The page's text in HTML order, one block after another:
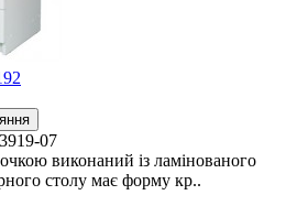
3919-07
виконаний із ламінованого
столу має форму кр..